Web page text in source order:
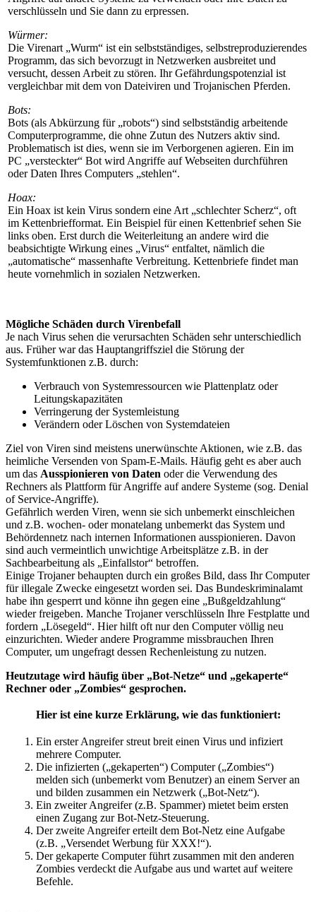
verschlüsseln und Sie dann zu erpressen.
Würmer:
Die Virenart „Wurm“ ist ein selbstständiges, selbstreproduzierendes
Programm, das sich bevorzugt in Netzwerken ausbreitet und
versucht, dessen Arbeit zu stören. Ihr Gefährdungspotenzial ist
vergleichbar mit dem von Dateiviren und Trojanischen Pferden.
Bots:
Bots (als Abkürzung für „robots“) sind selbstständig arbeitende
Computerprogramme, die ohne Zutun des Nutzers aktiv sind.
Problematisch ist dies, wenn sie im Verborgenen agieren. Ein im
PC „versteckter“ Bot wird Angriffe auf Webseiten durchführen
oder Daten Ihres Computers „stehlen“.
Hoax:
Ein Hoax ist kein Virus sondern eine Art „schlechter Scherz“, oft
im Kettenbriefformat. Ein Beispiel für einen Kettenbrief sehen Sie
links oben. Erst durch die Weiterleitung an andere wird die
beabsichtigte Wirkung eines „Virus“ entfaltet, nämlich die
„automatische“ massenhafte Verbreitung. Kettenbriefe findet man
heute vornehmlich in sozialen Netzwerken.
Mögliche Schäden durch Virenbefall
Je nach Virus sehen die verursachten Schäden sehr unterschiedlich
aus. Früher war das Hauptangriffsziel die Störung der
Systemfunktionen z.B. durch:
Verbrauch von Systemressourcen wie Plattenplatz oder
Leitungskapazitäten
Verringerung der Systemleistung
Verändern oder Löschen von Systemdateien
Ziel von Viren sind meistens unerwünschte Aktionen, wie z.B. das
heimliche Versenden von Spam-E-Mails. Häufig geht es aber auch
um das Ausspionieren von Daten oder die Verwendung des
Rechners als Plattform für Angriffe auf andere Systeme (sog. Denial
of Service-Angriffe).
Gefährlich werden Viren, wenn sie sich unbemerkt einschleichen
und z.B. wochen- oder monatelang unbemerkt das System und
Behördennetz nach internen Informationen ausspionieren. Davon
sind auch vermeintlich unwichtige Arbeitsplätze z.B. in der
Sachbearbeitung als „Einfallstor“ betroffen.
Einige Trojaner behaupten durch ein großes Bild, dass Ihr Computer
für illegale Zwecke eingesetzt worden sei. Das Bundeskriminalamt
habe ihn gesperrt und könne ihn gegen eine „Bußgeldzahlung“
wieder freigeben. Manche Trojaner verschlüsseln Ihre Festplatte und
fordern „Lösegeld“. Hier hilft oft nur den Computer völlig neu
einzurichten. Wieder andere Programme missbrauchen Ihren
Computer, um ungefragt dessen Rechenleistung zu nutzen.
Heutzutage wird häufig über „Bot-Netze“ und „gekaperte“
Rechner oder „Zombies“ gesprochen.
Hier ist eine kurze Erklärung, wie das funktioniert:
Ein erster Angreifer streut breit einen Virus und infiziert
mehrere Computer.
Die infizierten („gekaperten“) Computer („Zombies“)
melden sich (unbemerkt vom Benutzer) an einem Server an
und bilden zusammen ein Netzwerk („Bot-Netz“).
Ein zweiter Angreifer (z.B. Spammer) mietet beim ersten
einen Zugang zur Bot-Netz-Steuerung.
Der zweite Angreifer erteilt dem Bot-Netz eine Aufgabe
(z.B. „Versendet Werbung für XXX!“).
Der gekaperte Computer führt zusammen mit den anderen
Zombies verdeckt die Aufgabe aus und wartet auf weitere
Befehle.